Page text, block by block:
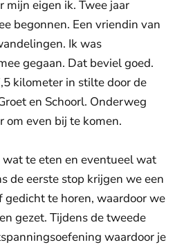
mijn eigen ik. Twee jaar
begonnen. Een vriendin van
Ik was
gegaan. Dat beviel goed.
kilometer in stilte door de
en Schoorl. Onderweg
om even bij te komen.
te eten en eventueel wat
de eerste stop krijgen we een
gedicht te horen, waardoor we
gezet. Tijdens de tweede
waardoor je